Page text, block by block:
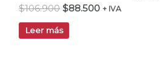
$106.900 $88.500 + IVA
Leer más